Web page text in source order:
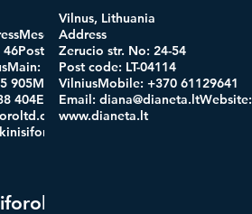
code:
905Mobile:
404Email:
Vilnus, Lithuania
Address
Zerucio str. No: 24-54
Post code: LT-04114
VilniusMobile: +370 61129641
Email:diana@dianeta.ltWebsite:
www.dianeta.lt